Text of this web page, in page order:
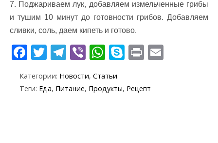
7. Поджариваем лук, добавляем измельченные грибы
и тушим 10 минут до готовности грибов. Добавляем
сливки, соль, даем кипеть и готово.
F
e
T
itt
er
T
e
Vi
er
W
at
s
S
y
Pr
t
Категории: Новости, Статьи
Теги: Еда, Питание, Продукты, Рецепт